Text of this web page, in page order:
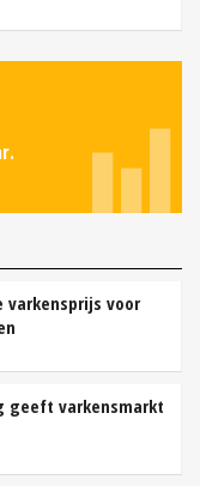
varkensprijs voor
geeft varkensmarkt